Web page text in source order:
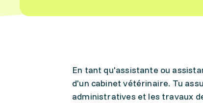
En tant qu'assistante ou
d'un cabinet vétérinaire. Tu
administratives et les travaux